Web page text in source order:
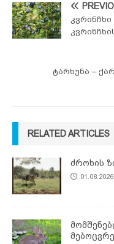
ტარხუნა –
RELATED ARTICLES
ძროხის
01.08.2026